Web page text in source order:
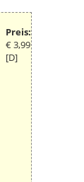
Preis:
€ 3,99
[D]